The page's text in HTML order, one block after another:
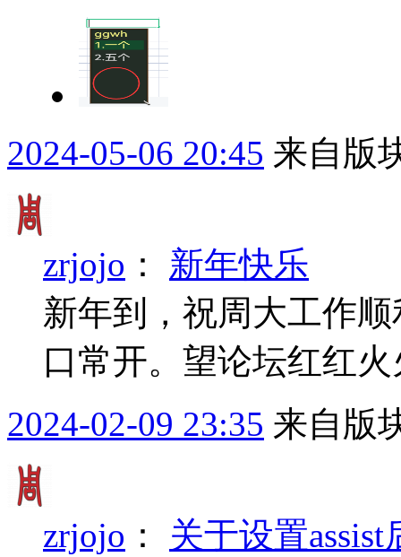
2024-05-06 20:45 来自版
zrjojo ： 新年快乐
新年到，祝周大工作
口常开。望论坛红红
2024-02-09 23:35 来自版
zrjojo ： 关于设置